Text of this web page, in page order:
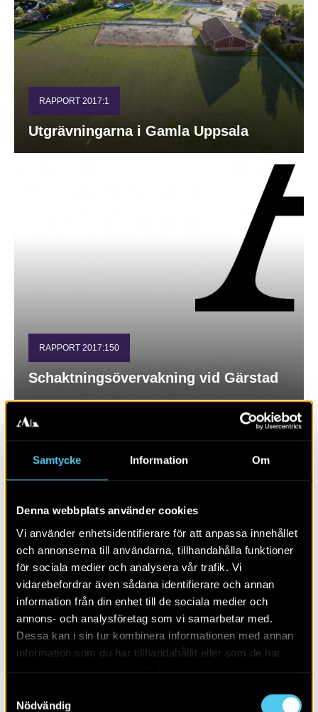
Samtycke Information Om
Denna webbplats använder cookies
Vi använder enhetsidentifierare för att anpassa innehållet
och annonserna till användarna, tillhandahålla funktioner
för sociala medier och analysera vår trafik. Vi
vidarebefordrar även sådana identifierare och annan
information från din enhet till de sociala medier och
annons- och analysföretag som vi samarbetar med.
Dessa kan i sin tur kombinera informationen med annan
information som du har tillhandahållit eller som de har
Nödvändig
RAPPORT 2017:1
Utgrävningarna i Gamla Uppsala
RAPPORT 2017:150
Schaktningsövervakning vid Gärstad
RAPPORT 2017:70
Krapperups trädgård